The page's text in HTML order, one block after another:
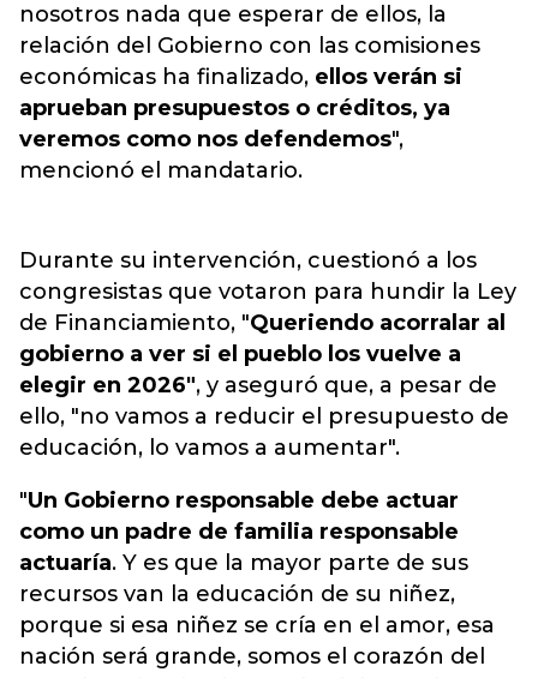
nosotros nada que esperar de ellos, la
relación del Gobierno con las comisiones
económicas ha finalizado, ellos verán si
aprueban presupuestos o créditos, ya
veremos como nos defendemos",
mencionó el mandatario.
Durante su intervención, cuestionó a los
congresistas que votaron para hundir la Ley
de Financiamiento, "Queriendo acorralar al
gobierno a ver si el pueblo los vuelve a
elegir en 2026", y aseguró que, a pesar de
ello, "no vamos a reducir el presupuesto de
educación, lo vamos a aumentar".
"Un Gobierno responsable debe actuar
como un padre de familia responsable
actuaría. Y es que la mayor parte de sus
recursos van la educación de su niñez,
porque si esa niñez se cría en el amor, esa
nación será grande, somos el corazón del